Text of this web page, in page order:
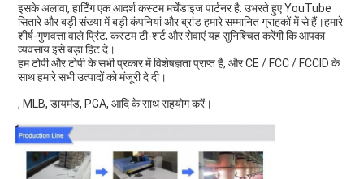
इसके अलावा, हार्टिंग एक आदर्श कस्टम मर्चेंडाइज पार्टनर है: उभरते हुए YouTube
सितारे और बड़ी संख्या में बड़ी कंपनियां और ब्रांड हमारे सम्मानित ग्राहकों में से हैं।हमारे
शीर्ष-गुणवत्ता वाले प्रिंट, कस्टम टी-शर्ट और सेवाएं यह सुनिश्चित करेंगी कि आपका
व्यवसाय इसे बड़ा हिट दे।
हम टोपी और टोपी के सभी प्रकार में विशेषज्ञता प्राप्त है, और CE / FCC / FCCID के
साथ हमारे सभी उत्पादों को मंजूरी दे दी।
, MLB, डायमंड, PGA, आदि के साथ सहयोग करें।